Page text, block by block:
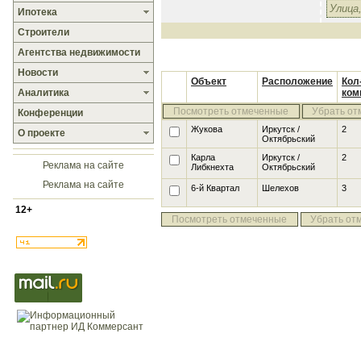
Ипотека
Строители
Агентства недвижимости
Новости
Аналитика
Конференции
О проекте
Реклама на сайте
Реклама на сайте
12+
Объект Расположение
Посмотреть отмеченные
Убрать
Жукова
Иркутск /
Октябрьский
2
Карла
Либкнехта
Иркутск /
Октябрьский
2
6-й Квартал Шелехов 3
Посмотреть отмеченные Убрать